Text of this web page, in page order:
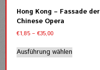
Hong Kong – Fassade der
Chinese Opera
€1,85 –€35,00Preisspanne:
bis
€35,00
Ausführung wählen
Dieses
Produkt